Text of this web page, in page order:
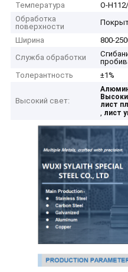
Температура
О-
Обработка
поверхности
Ширина
800-
Служба обработки
Толерантность
±1%
Высокий свет:
лист
, лист